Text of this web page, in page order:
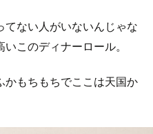
てない人がいないんじゃな
このディナーロール。
かもちもちでここは天国か